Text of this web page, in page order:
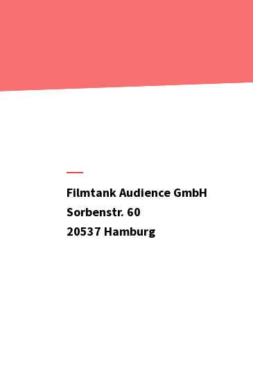
Filmtank Audience GmbH
Sorbenstr. 60
20537 Hamburg